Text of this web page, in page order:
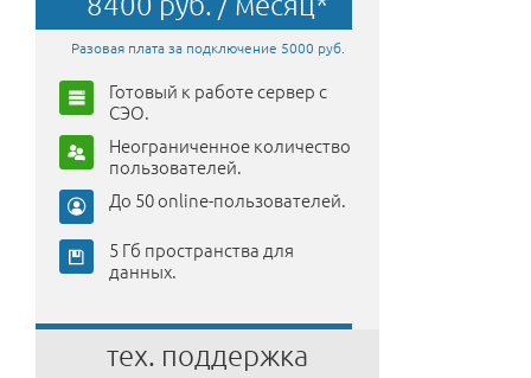
Разовая плата за подключение 5000 руб.
Готовый к работе сервер с
СЭО.
Неограниченное количество
пользователей.
До 50 online-пользователей.
5 Гб пространства для
данных.
тех. поддержка